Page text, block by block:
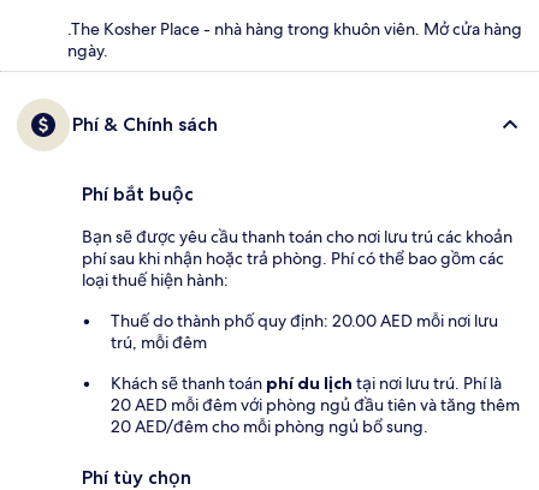
.The Kosher Place - nhà hàng trong khuôn viên. Mở cửa hàng
ngày.
Phí & Chính sách
Phí bắt buộc
Bạn sẽ được yêu cầu thanh toán cho nơi lưu trú các khoản
phí sau khi nhận hoặc trả phòng. Phí có thể bao gồm các
loại thuế hiện hành:
Thuế do thành phố quy định: 20.00 AED mỗi nơi lưu
trú, mỗi đêm
Khách sẽ thanh toán phí du lịch tại nơi lưu trú. Phí là
20 AED mỗi đêm với phòng ngủ đầu tiên và tăng thêm
20 AED/đêm cho mỗi phòng ngủ bổ sung.
Phí tùy chọn